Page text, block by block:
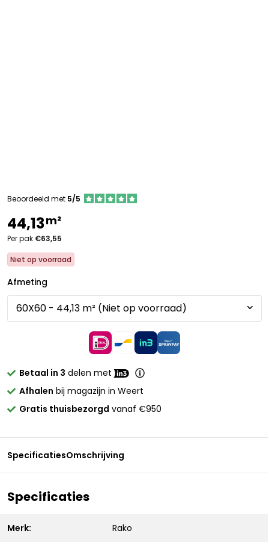
Beoordeeld met 5/5
44,13m²
Per pak €63,55
Niet op voorraad
Afmeting
Betaal in 3 delen met
Afhalen bij magazijn in Weert
Gratis thuisbezorgd vanaf €950
SpecificatiesOmschrijving
Specificaties
Merk: Rako